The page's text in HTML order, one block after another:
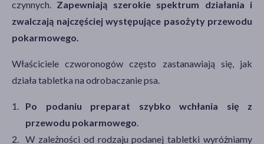
czynnych. Zapewniają szerokie spektrum działania i
zwalczają najczęściej występujące pasożyty przewodu
pokarmowego.
Właściciele czworonogów często zastanawiają się, jak
działa tabletka na odrobaczanie psa.
Po podaniu preparat szybko wchłania się z
przewodu pokarmowego
W zależności od rodzaju podanej tabletki wyróżniamy